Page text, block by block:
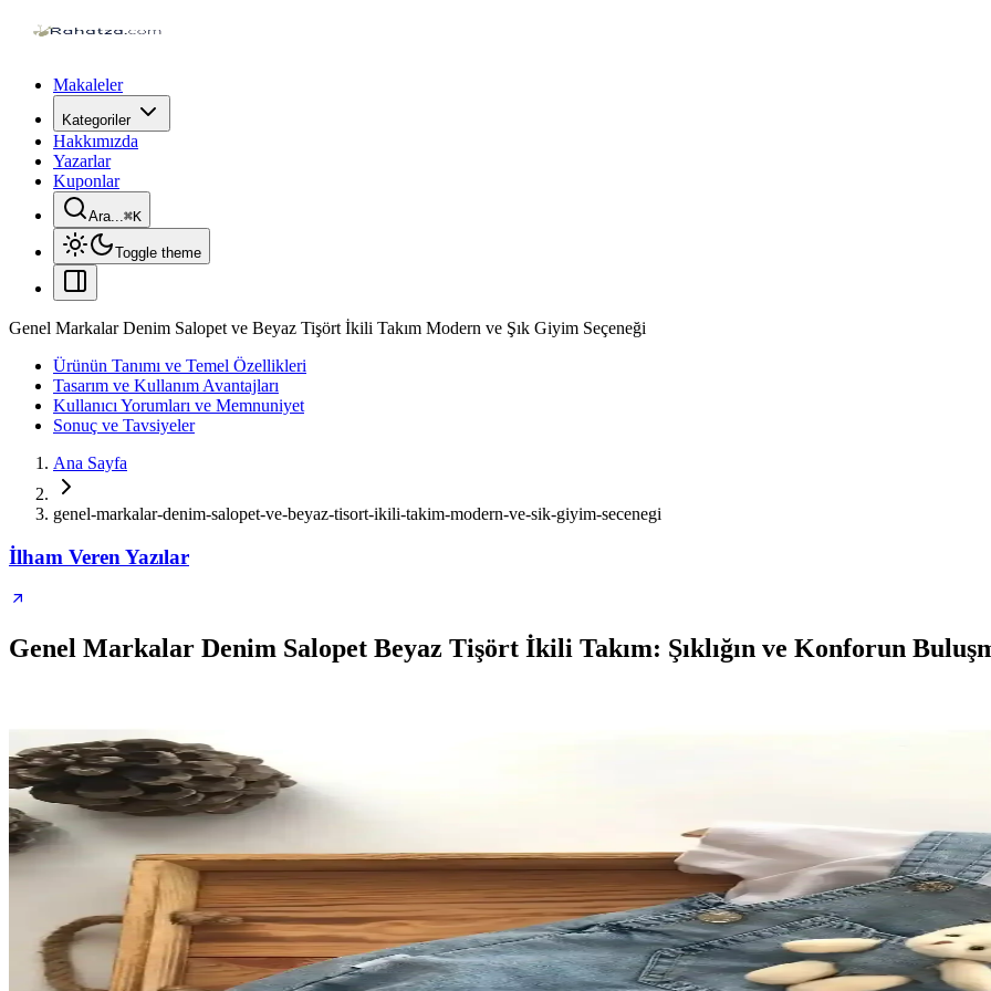
Makaleler
Kategoriler
Hakkımızda
Yazarlar
Kuponlar
Ara...⌘K
Toggle theme
Genel Markalar Denim Salopet ve Beyaz Tişört İkili Takım Modern ve Şık Giyim Seçeneği
Ürünün Tanımı ve Temel Özellikleri
Tasarım ve Kullanım Avantajları
Kullanıcı Yorumları ve Memnuniyet
Sonuç ve Tavsiyeler
Ana Sayfa
genel-markalar-denim-salopet-ve-beyaz-tisort-ikili-takim-modern-ve-sik-giyim-secenegi
İlham Veren Yazılar
Genel Markalar Denim Salopet Beyaz Tişört İkili Takım: Şıklığın ve Konforun